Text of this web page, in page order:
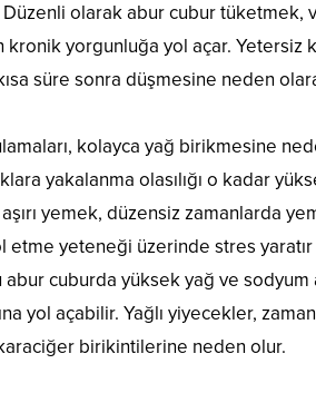
olarak abur cubur tüketmek,
kronik yorgunluğa yol açar.
süre sonra düşmesine neden
kolayca yağ birikmesine
yakalanma olasılığı o kadar
yemek, düzensiz zamanlarda
etme yeteneği üzerinde stres
cuburda yüksek yağ ve sodyum
yol açabilir. Yağlı yiyecekler,
birikintilerine neden olur.